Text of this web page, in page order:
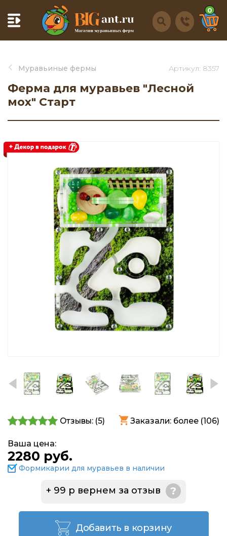
0
Муравьиные фермы
Ферма для муравьев "Лесной
мох" Старт
Артикул: 8357
Отзывы: (5) Заказали: более (106)
Ваша цена:
2280 руб.
Формикарии для муравьев в наличии
+ 99 р вернем за отзыв ?
Добавить в корзину